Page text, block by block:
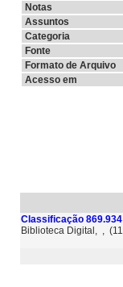
Notas
Assuntos
Categoria
Fonte
Formato de Arquivo
Acesso em
Classificação
Biblioteca Digital, ,